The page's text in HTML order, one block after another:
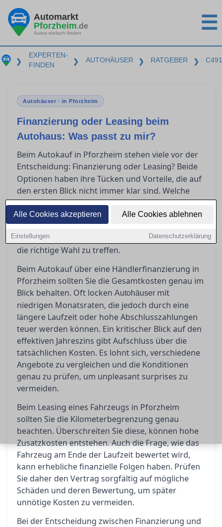
Alle Cookies akzeptieren Alle Cookies ablehnen
Einstellungen Datenschutzerklärung
Automarkt
Pforzheim.de
Autos einfach finden ☰
❯
EXPERTEN-
FINDEN
❯ AUTOHÄUSER ❯ RATGEBER ❯
Autohäuser · in Pforzheim
Finanzierung oder Leasing beim
Autohaus: Was passt zu mir?
Beim Autokauf in Pforzheim stehen viele vor der
Entscheidung: Finanzierung oder Leasing? Beide
Optionen haben ihre Tücken und Vorteile, die auf
den ersten Blick nicht immer klar sind. Welche
Kosten wirklich auf Sie zukommen und welche
Lösung als Privatkunde am meisten Sinn macht,
erfahren Sie hier. Bevor Sie unterschreiben,
sollten Sie genau wissen, worauf es ankommt, um
die richtige Wahl zu treffen.
Beim Autokauf über eine Händlerfinanzierung in
Pforzheim sollten Sie die Gesamtkosten genau im
Blick behalten. Oft locken Autohäuser mit
niedrigen Monatsraten, die jedoch durch eine
längere Laufzeit oder hohe Abschlusszahlungen
teuer werden können. Ein kritischer Blick auf den
effektiven Jahreszins gibt Aufschluss über die
tatsächlichen Kosten. Es lohnt sich, verschiedene
Angebote zu vergleichen und die Konditionen
genau zu prüfen, um unpleasant surprises zu
vermeiden.
Beim Leasing eines Fahrzeugs in Pforzheim
sollten Sie die Kilometerbegrenzung genau
beachten. Überschreiten Sie diese, können hohe
Zusatzkosten entstehen. Auch die Frage, wie das
Fahrzeug am Ende der Laufzeit bewertet wird,
kann erhebliche finanzielle Folgen haben. Prüfen
Sie daher den Vertrag sorgfältig auf mögliche
Schäden und deren Bewertung, um später
unnötige Kosten zu vermeiden.
Bei der Entscheidung zwischen Finanzierung und